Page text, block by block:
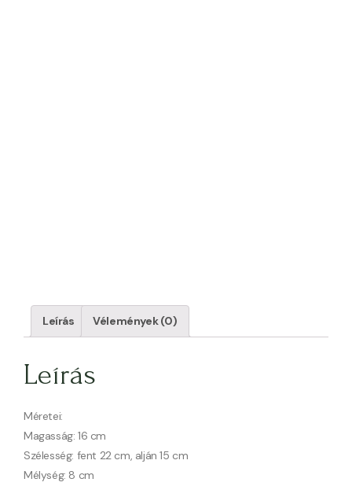
Leírás Vélemények (0)
Leírás
Méretei:
Magasság: 16 cm
Szélesség: fent 22 cm, alján 15 cm
Mélység: 8 cm